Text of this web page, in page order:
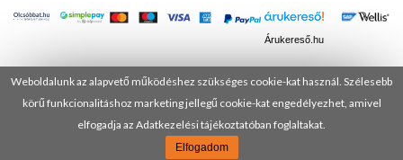
Weboldalunk az alapvető működéshez szükséges cookie-kat használ. Szélesebb
körű funkcionalitáshoz marketing jellegű cookie-kat engedélyezhet, amivel
elfogadja az Adatkezelési tájékoztatóban foglaltakat.
Elfogadom
Árukereső.hu
© 2025 Minden jog fenntartva! DANUSA Hungary Kft.